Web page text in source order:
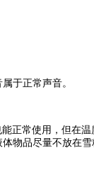
于正常声音。
常使用，但在
物品尽量不放在